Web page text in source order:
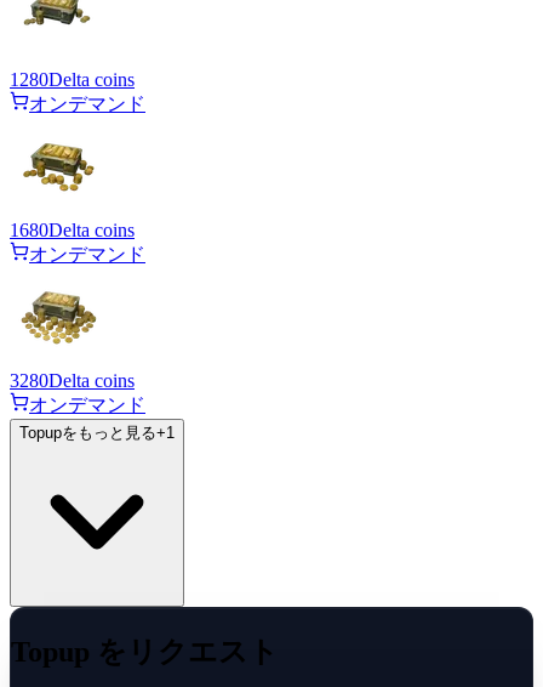
1280Delta coins
オンデマンド
1680Delta coins
オンデマンド
3280Delta coins
オンデマンド
Topupをもっと見る+1
Topup をリクエスト